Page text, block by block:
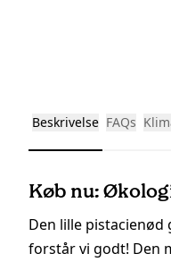
Beskrivelse FAQs
Køb nu:
Den lille pistacienød
forstår vi godt! Den